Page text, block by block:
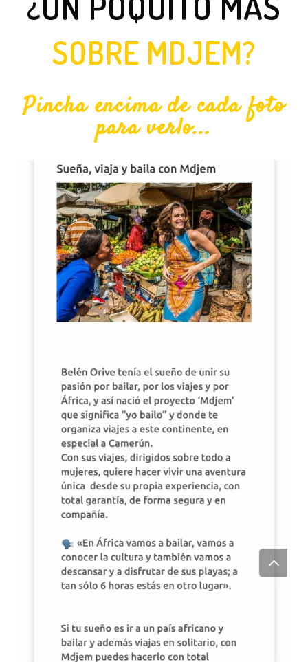
SOBRE MDJEM?
Pincha encima de cada foto
para verlo...